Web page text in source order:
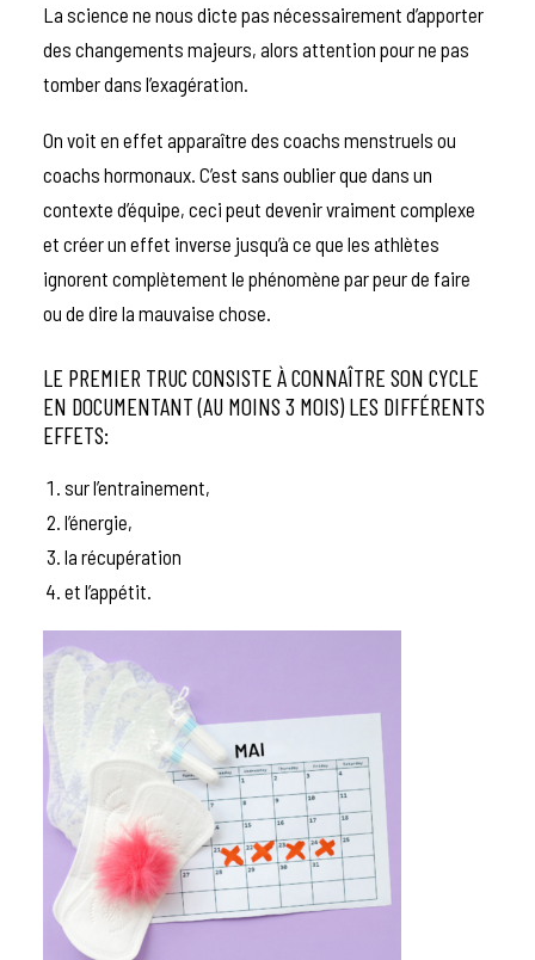
La science ne nous dicte pas nécessairement d’apporter
des changements majeurs, alors attention pour ne pas
tomber dans l’exagération.
On voit en effet apparaître des coachs menstruels ou
coachs hormonaux. C’est sans oublier que dans un
contexte d’équipe, ceci peut devenir vraiment complexe
et créer un effet inverse jusqu’à ce que les athlètes
ignorent complètement le phénomène par peur de faire
ou de dire la mauvaise chose.
LE PREMIER TRUC CONSISTE À CONNAÎTRE SON CYCLE
EN DOCUMENTANT (AU MOINS 3 MOIS) LES DIFFÉRENTS
EFFETS:
sur l’entrainement,
l’énergie,
la récupération
et l’appétit.